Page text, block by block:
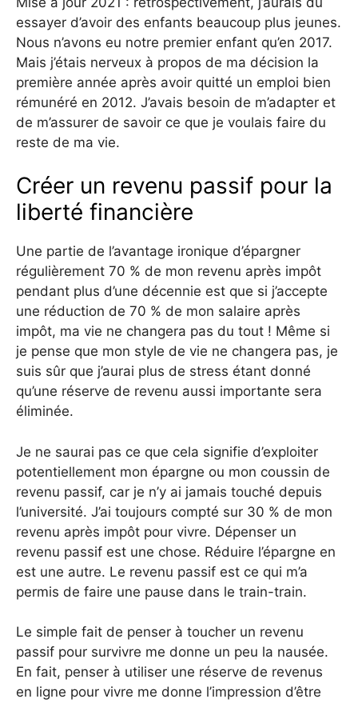
essayer d’avoir des enfants beaucoup plus jeunes.
Nous n’avons eu notre premier enfant qu’en 2017.
Mais j’étais nerveux à propos de ma décision la
première année après avoir quitté un emploi bien
rémunéré en 2012. J’avais besoin de m’adapter et
de m’assurer de savoir ce que je voulais faire du
reste de ma vie.
Créer un revenu passif pour la
liberté financière
Une partie de l’avantage ironique d’épargner
régulièrement 70 % de mon revenu après impôt
pendant plus d’une décennie est que si j’accepte
une réduction de 70 % de mon salaire après
impôt, ma vie ne changera pas du tout ! Même si
je pense que mon style de vie ne changera pas, je
suis sûr que j’aurai plus de stress étant donné
qu’une réserve de revenu aussi importante sera
éliminée.
Je ne saurai pas ce que cela signifie d’exploiter
potentiellement mon épargne ou mon coussin de
revenu passif, car je n’y ai jamais touché depuis
l’université. J’ai toujours compté sur 30 % de mon
revenu après impôt pour vivre. Dépenser un
revenu passif est une chose. Réduire l’épargne en
est une autre. Le revenu passif est ce qui m’a
permis de faire une pause dans le train-train.
Le simple fait de penser à toucher un revenu
passif pour survivre me donne un peu la nausée.
En fait, penser à utiliser une réserve de revenus
en ligne pour vivre me donne l’impression d’être